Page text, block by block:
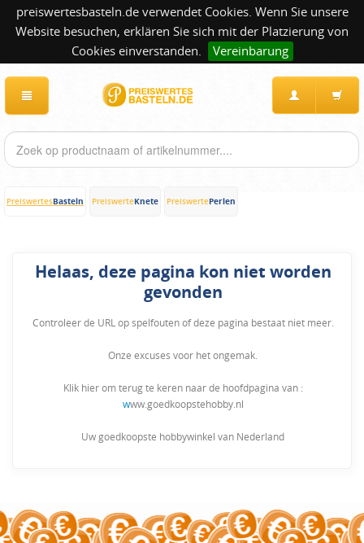
preiswertesbasteln.de verwendet Cookies. Wenn Sie unsere
Website besuchen, erklären Sie sich mit der Platzierung von
Cookies einverstanden.
Vereinbarung
PreiswertesBasteln PreiswerteKnete PreiswertePerlen
Helaas, deze pagina kon niet worden
gevonden
Controleer de URL op spelfouten of deze pagina bestaat niet meer.
Onze excuses voor het ongemak.
Klik hier om terug te keren naar de hoofdpagina van :
www.goedkoopstehobby.nl
Uw goedkoopste hobbywinkel van Nederland